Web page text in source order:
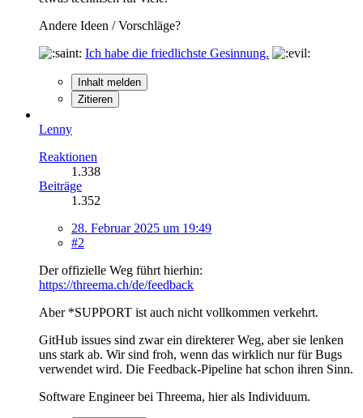
Andere Ideen / Vorschläge?
Ich habe die friedlichste Gesinnung.
Inhalt melden
Zitieren
Lenny
Reaktionen
1.338
Beiträge
1.352
28. Februar 2025 um 19:49
#2
Der offizielle Weg führt hierhin:
https://threema.ch/de/feedback
Aber *SUPPORT ist auch nicht vollkommen verkehrt.
GitHub issues sind zwar ein direkterer Weg, aber sie lenken
uns stark ab. Wir sind froh, wenn das wirklich nur für Bugs
verwendet wird. Die Feedback-Pipeline hat schon ihren Sinn.
Software Engineer bei Threema, hier als Individuum.